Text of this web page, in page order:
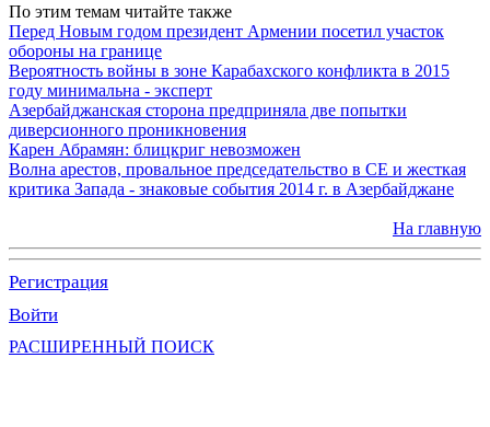
По этим темам читайте также
Перед Новым годом президент Армении посетил участок
обороны на границе
Вероятность войны в зоне Карабахского конфликта в 2015
году минимальна - эксперт
Азербайджанская сторона предприняла две попытки
диверсионного проникновения
Карен Абрамян: блицкриг невозможен
Волна арестов, провальное председательство в СЕ и жесткая
критика Запада - знаковые события 2014 г. в Азербайджане
На главную
Регистрация
Войти
РАСШИРЕННЫЙ ПОИСК